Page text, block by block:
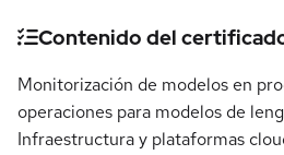
Detalles del curso
Contenido del
Monitorización de modelos en
operaciones para modelos de
Infraestructura y plataformas